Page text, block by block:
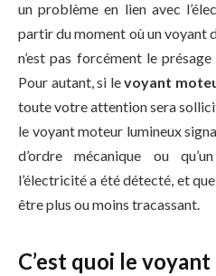
un problème en lien avec
partir du moment où un voyant
n’est pas forcément le présage
Pour autant, si levoyant
toute votre attention sera
le voyant moteur lumineux
d’ordre mécanique ou
l’électricité a été détecté, et
être plus ou moins tracassant.
C’est quoi le